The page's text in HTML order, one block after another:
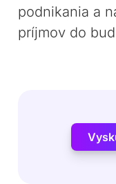
podnikania a
príjmov do